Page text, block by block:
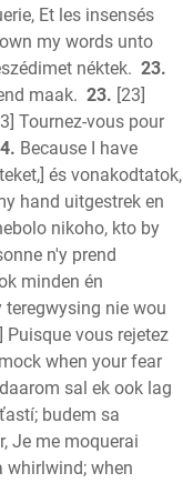
Et les insensés
my words unto
néktek. 23.
maak. 23. [23]
Tournez-vous pour
Because I have
és vonakodtatok,
hand uitgestrek en
nikoho, kto by
n'y prend
minden én
teregwysing nie wou
Puisque vous rejetez
when your fear
sal ek ook lag
budem sa
Je me moquerai
whirlwind; when